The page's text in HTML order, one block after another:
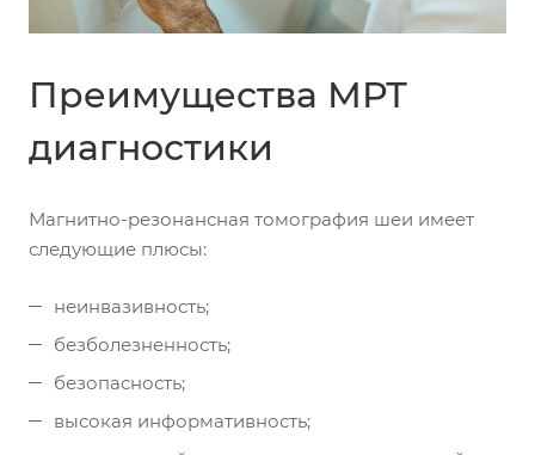
Преимущества МРТ
диагностики
Магнитно-резонансная томография шеи имеет
следующие плюсы:
неинвазивность;
безболезненность;
безопасность;
высокая информативность;